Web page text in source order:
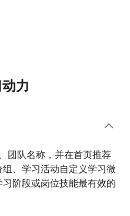
力
团队名称，并在首页推荐
、学习活动自定义学习微
阶段或岗位技能最有效的